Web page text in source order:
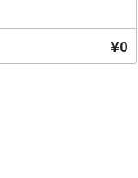
¥0